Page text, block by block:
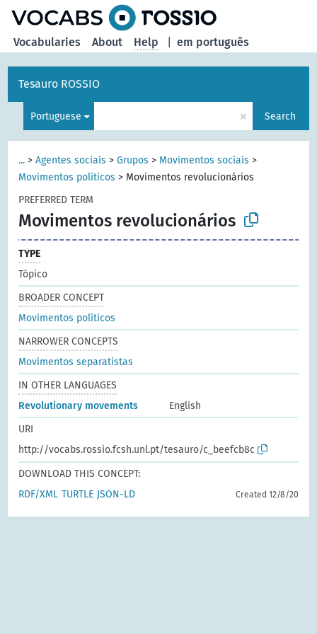
em português
Vocabularies About Help
Tesauro ROSSIO
Portuguese × Search
... >Agentes sociais >Grupos > Movimentos sociais >
Movimentos políticos > Movimentos revolucionários
PREFERRED TERM
Movimentos revolucionários
TYPE
Tópico
BROADER CONCEPT
Movimentos políticos
NARROWER CONCEPTS
Movimentos separatistas
IN OTHER LANGUAGES
Revolutionary movements
English
URI
http://vocabs.rossio.fcsh.unl.pt/tesauro/c_beefcb8c
DOWNLOAD THIS CONCEPT:
RDF/XML TURTLE JSON-LD Created 12/8/20